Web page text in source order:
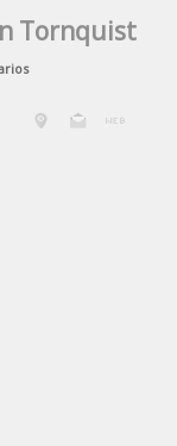
Tornquist